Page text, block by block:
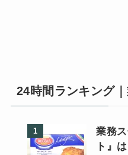
24時間ランキング
業務
ト』